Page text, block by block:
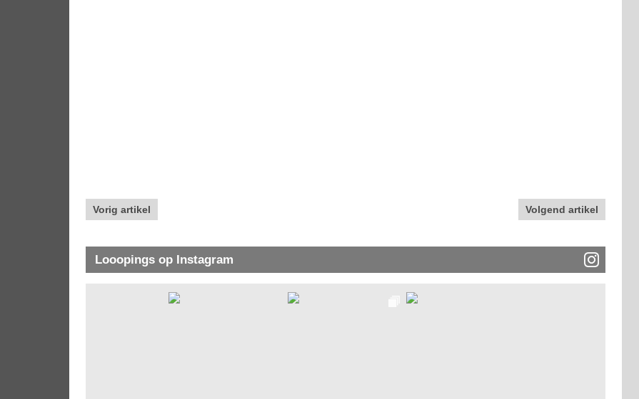
Vorig artikel Volgend artikel
Looopings op Instagram